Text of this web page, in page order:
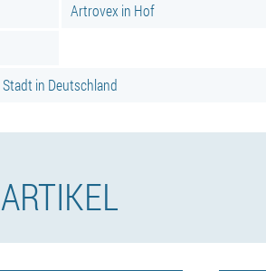
Artrovex in Hof
Stadt in Deutschland
ARTIKEL